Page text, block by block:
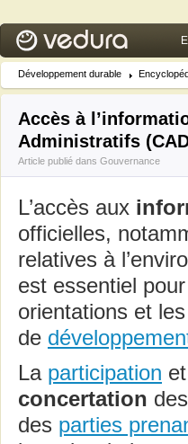
Développement durable
Accès à
Administratifs
Article publié dans Gouvernance
L’accès aux
officielles,
relatives à
est essentiel
orientations et
de
La participation
concertation
des parties